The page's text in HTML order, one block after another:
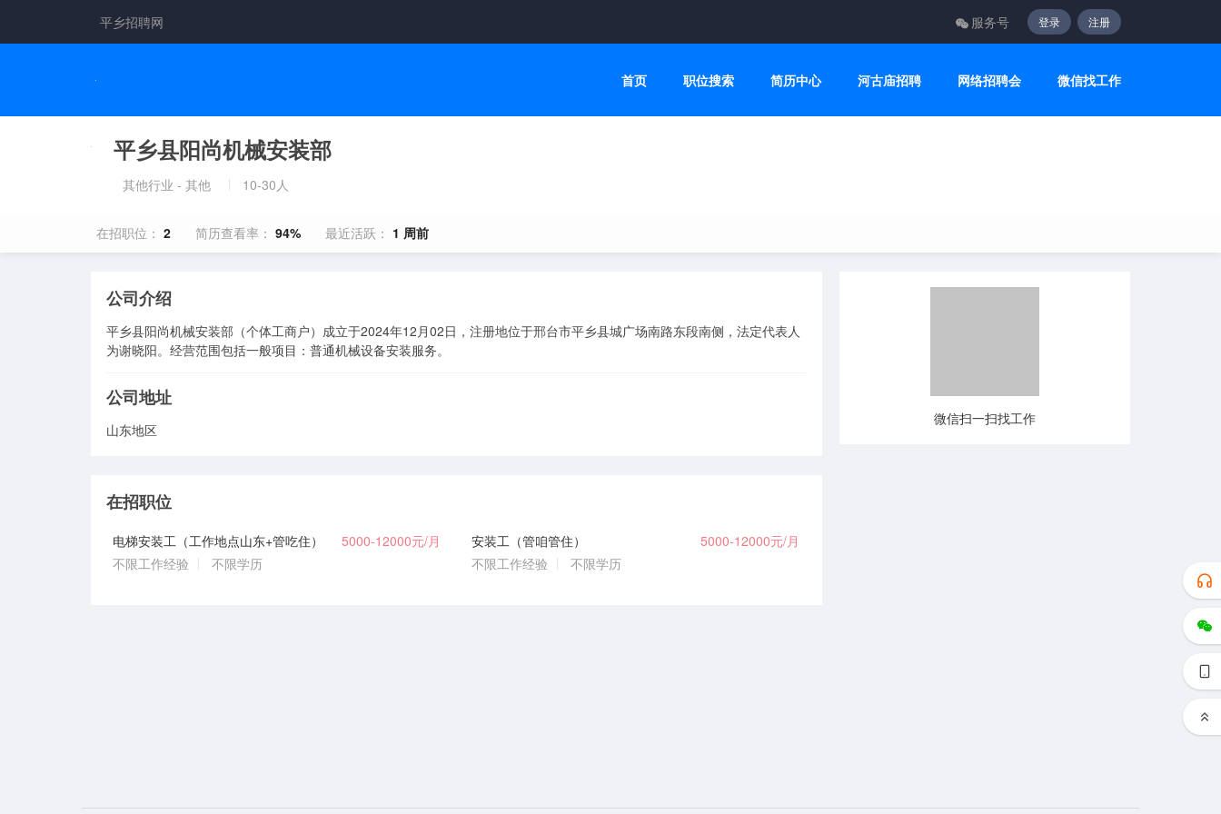
平乡招聘网 服务号 登录 注册
首页 职位搜索 简历中心 河古庙招聘 网络招聘会 微信找工作
平乡县阳尚机械安装部
其他行业 - 其他 10-30人
在招职位： 2 简历查看率： 94% 最近活跃： 1 周前
公司介绍
平乡县阳尚机械安装部（个体工商户）成立于2024年12月02日，注册地位于邢台市平乡县城广场南路东段南侧，法定代表人
为谢晓阳。经营范围包括一般项目：普通机械设备安装服务。
公司地址
山东地区
在招职位
电梯安装工（工作地点山东+管吃住）
5000-12000元/月
不限工作经验
不限学历
安装工（管咱管住）
5000-12000元/月
不限工作经验
不限学历
微信扫一扫找工作